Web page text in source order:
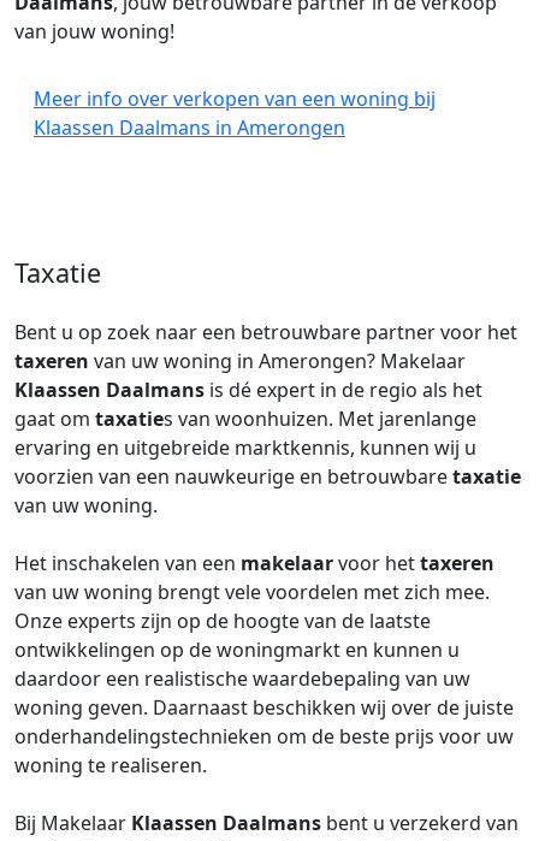
van jouw woning!
Meer info over verkopen van een woning bij
Klaassen Daalmans in Amerongen
Taxatie
Bent u op zoek naar een betrouwbare partner voor het
taxeren van uw woning in Amerongen? Makelaar
Klaassen Daalmans is dé expert in de regio als het
gaat om taxaties van woonhuizen. Met jarenlange
ervaring en uitgebreide marktkennis, kunnen wij u
voorzien van een nauwkeurige en betrouwbaretaxatie
van uw woning.
Het inschakelen van een makelaarvoor hettaxeren
van uw woning brengt vele voordelen met zich mee.
Onze experts zijn op de hoogte van de laatste
ontwikkelingen op de woningmarkt en kunnen u
daardoor een realistische waardebepaling van uw
woning geven. Daarnaast beschikken wij over de juiste
onderhandelingstechnieken om de beste prijs voor uw
woning te realiseren.
Bij Makelaar Klaassen Daalmans bent u verzekerd van